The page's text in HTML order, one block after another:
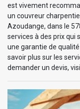
est vivement
un couvreur
Azoudange, dans le
services à des prix qui
une garantie de
savoir plus sur les
demander un devis,